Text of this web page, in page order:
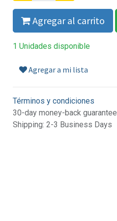
Agregar al carrito
1 Unidades disponible
Agregar a mi lista
Términos y condiciones
30-day money-back guarantee
Shipping: 2-3 Business Days